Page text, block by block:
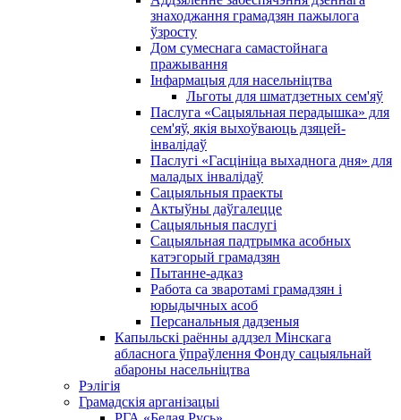
знаходжання грамадзян пажылога
ўзросту
Дом сумеснага самастойнага
пражывання
Інфармацыя для насельніцтва
Льготы для шматдзетных сем'яў
Паслуга «Сацыяльная перадышка» для
сем'яў, якія выхоўваюць дзяцей-
інвалідаў
Паслугі «Гасцініца выхаднога дня» для
маладых інвалідаў
Сацыяльныя праекты
Актыўны даўгалецце
Сацыяльныя паслугі
Сацыяльная падтрымка асобных
катэгорый грамадзян
Пытанне-адказ
Работа са зваротамі грамадзян і
юрыдычных асоб
Персанальныя дадзеныя
Капыльскі раённы аддзел Мінскага
абласнога ўпраўлення Фонду сацыяльнай
абароны насельніцтва
Рэлігія
Грамадскія арганізацыі